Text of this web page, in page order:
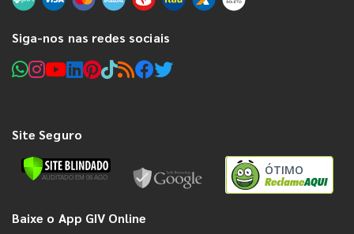
Siga-nos nas redes sociais
Site Seguro
ÓTIMO
Baixe o App GIV Online